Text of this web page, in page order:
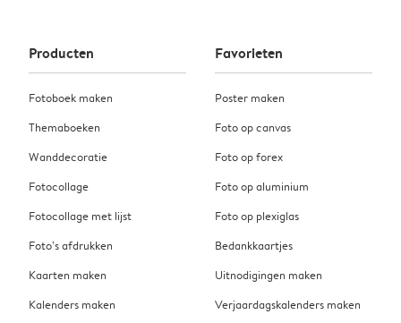
Producten
Fotoboek maken
Themaboeken
Wanddecoratie
Fotocollage
Fotocollage met lijst
Foto’s afdrukken
Kaarten maken
Kalenders maken
Favorieten
Poster maken
Foto op canvas
Foto op forex
Foto op aluminium
Foto op plexiglas
Bedankkaartjes
Uitnodigingen maken
Verjaardagskalenders maken